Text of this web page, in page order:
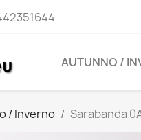
AUTUNNO /
/ Inverno Sarabanda